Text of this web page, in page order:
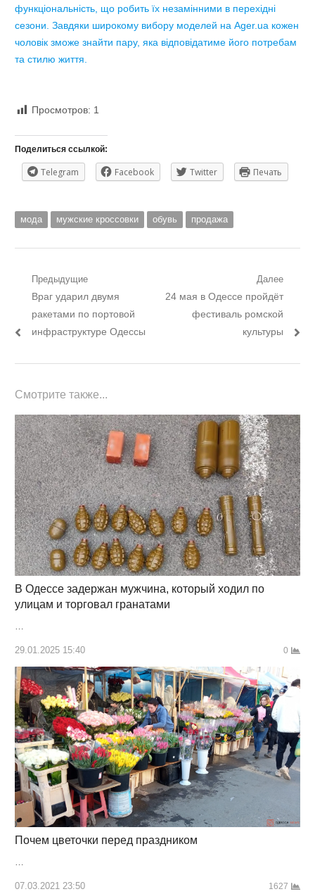
функціональність, що робить їх незамінними в перехідні
сезони. Завдяки широкому вибору моделей на Ager.ua кожен
чоловік зможе знайти пару, яка відповідатиме його потребам
та стилю життя.
Просмотров: 1
Поделиться ссылкой:
Telegram Facebook Twitter Печать
мода мужские кроссовки обувь продажа
Навигация
записям
Предыдущие
Предыдущий
пост:
Враг ударил двумя
ракетами по портовой
инфраструктуре Одессы
Далее
Следующий
24 мая в Одессе пройдёт
фестиваль ромской
культуры
Смотрите также...
В Одессе задержан мужчина, который ходил по
улицам и торговал гранатами
…
29.01.2025 15:40 0
Почем цветочки перед праздником
…
07.03.2021 23:50 1627